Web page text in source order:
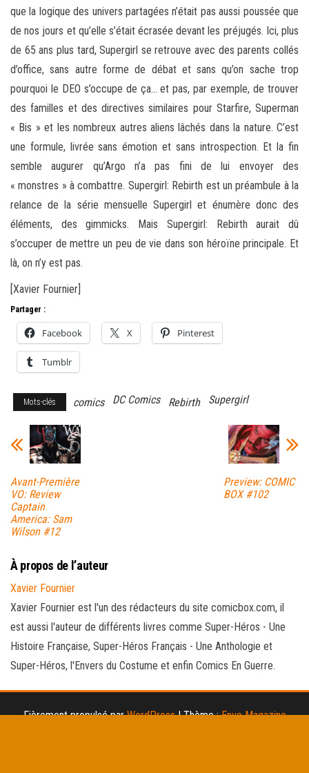
que la logique des univers partagées n’était pas aussi poussée que
de nos jours et qu’elle s’était écrasée devant les préjugés. Ici, plus
de 65 ans plus tard, Supergirl se retrouve avec des parents collés
d’office, sans autre forme de débat et sans qu’on sache trop
pourquoi le DEO s’occupe de ça… et pas, par exemple, de trouver
des familles et des directives similaires pour Starfire, Superman
« Bis » et les nombreux autres aliens lâchés dans la nature. C’est
une formule, livrée sans émotion et sans introspection. Et la fin
semble augurer qu’Argo n’a pas fini de lui envoyer des
« monstres » à combattre. Supergirl: Rebirth est un préambule à la
relance de la série mensuelle Supergirl et énumère donc des
éléments, des gimmicks. Mais Supergirl: Rebirth aurait dû
s’occuper de mettre un peu de vie dans son héroïne principale. Et
là, on n’y est pas.
[Xavier Fournier]
Partager :
Facebook X Pinterest
Tumblr
Mots-clés comics DC Comics Rebirth Supergirl
Avant-Première
VO: Review
Captain
America: Sam
Wilson #12
Preview: COMIC
BOX #102
À propos de l’auteur
Xavier Fournier
Xavier Fournier est l'un des rédacteurs du site comicbox.com, il
est aussi l'auteur de différents livres comme Super-Héros - Une
Histoire Française, Super-Héros Français - Une Anthologie et
Super-Héros, l'Envers du Costume et enfin Comics En Guerre.
Fièrement propulsé parWordPress |Thème :Envo Magazine